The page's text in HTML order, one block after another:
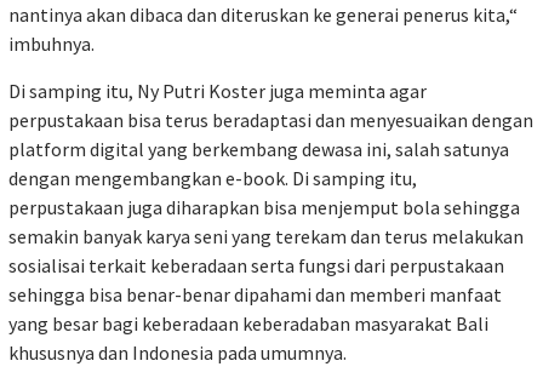
nantinya akan dibaca dan diteruskan ke generai penerus kita,“
imbuhnya.
Di samping itu, Ny Putri Koster juga meminta agar
perpustakaan bisa terus beradaptasi dan menyesuaikan dengan
platform digital yang berkembang dewasa ini, salah satunya
dengan mengembangkan e-book. Di samping itu,
perpustakaan juga diharapkan bisa menjemput bola sehingga
semakin banyak karya seni yang terekam dan terus melakukan
sosialisai terkait keberadaan serta fungsi dari perpustakaan
sehingga bisa benar-benar dipahami dan memberi manfaat
yang besar bagi keberadaan keberadaban masyarakat Bali
khususnya dan Indonesia pada umumnya.